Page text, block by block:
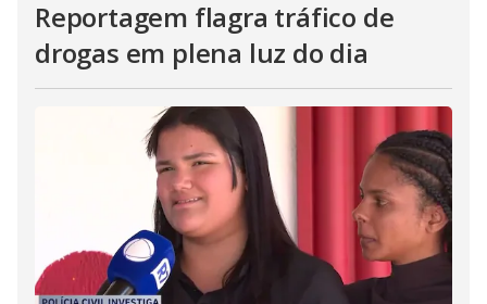
Reportagem flagra tráfico de
drogas em plena luz do dia